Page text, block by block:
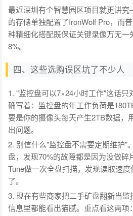
最近深圳有个智慧园区项目就更讲
的存储单独配置了IronWolf Pro，而
种精细化搭配既保证关键录像万无一
8%。
四、这些选购误区坑了不少人
1. "监控盘可以7×24小时工作"这话只
确写着：监控盘的年工作负荷是
要是你的摄像头每天产生2TB数据，
出问题。
2. 别信什么"监控盘不需要定期维护"
盘，发现70%的故障都是因为没做碎
Tune做一次全盘扫描，发现读取速
了。
3. 现在有些商家把二手矿盘翻新当
信息里都能看出猫腻。重点看这两项：